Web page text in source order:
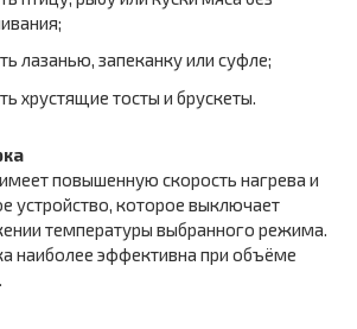
лазанью, запеканку или суфле;
хрустящие тосты и брускеты.
повышенную скорость нагрева и
устройство, которое выключает
температуры выбранного режима.
наиболее эффективна при объёме